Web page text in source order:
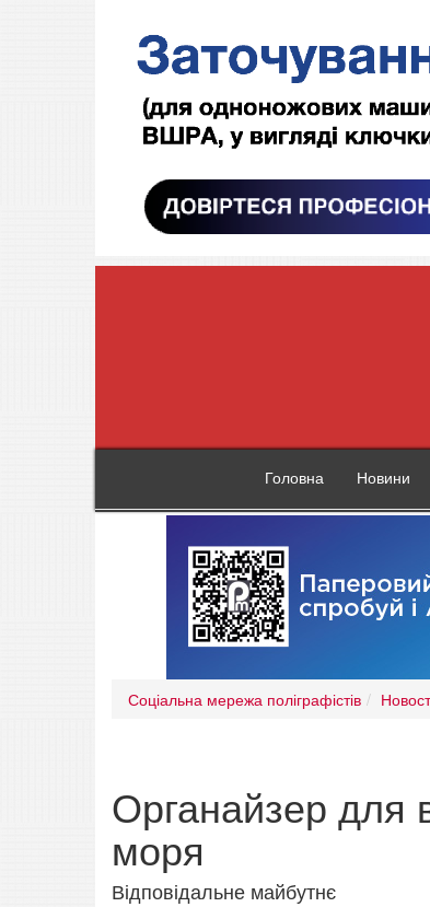
Головна Новини
Соціальна мережа поліграфістів
Органайзер для
моря
Відповідальне майбутнє